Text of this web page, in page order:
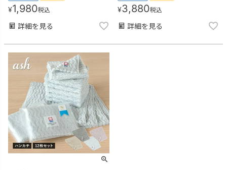
¥1,980税込
詳細を見る
¥3,880税込
詳細を見る